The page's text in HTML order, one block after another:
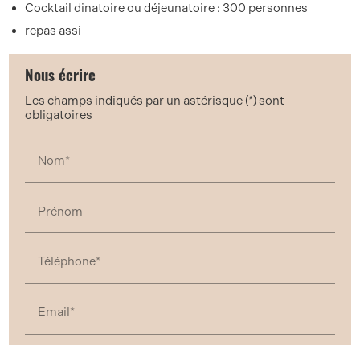
Cocktail dinatoire ou déjeunatoire : 300 personnes
repas assi
Nous écrire
Les champs indiqués par un astérisque (*) sont
obligatoires
Nom*
Prénom
Téléphone*
Email*